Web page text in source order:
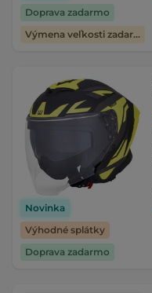
Doprava zadarmo
Výmena veľkosti zadarmo
Novinka
Výhodné splátky
Doprava zadarmo